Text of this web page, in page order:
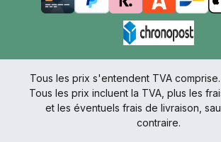
Tous les prix s'entendent TVA comprise.
Tous les prix incluent la TVA, plus les
et les éventuels frais de livraison,
contraire.